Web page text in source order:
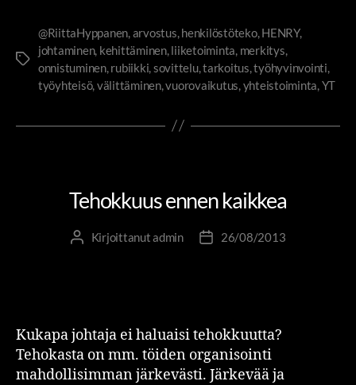
@RiittaHyppanen arvostus henkilöstöteko, HENRY,
johtaminen, kehittäminen, liiketoiminta merkitys
onnistuminen, rubiikki sovittelu,tarkoitus ,työhyvinvointi
työyhteisö, välittäminen,vuorovaikutus yhteistoiminta YT
Tehokkuus ennen kaikkea
Kirjoittanutadmin 26/08/2013
Kukapa johtaja ei haluaisi tehokkuutta?
Tehokasta on mm. töiden organisointi
mahdollisimman järkevästi. Järkevää ja